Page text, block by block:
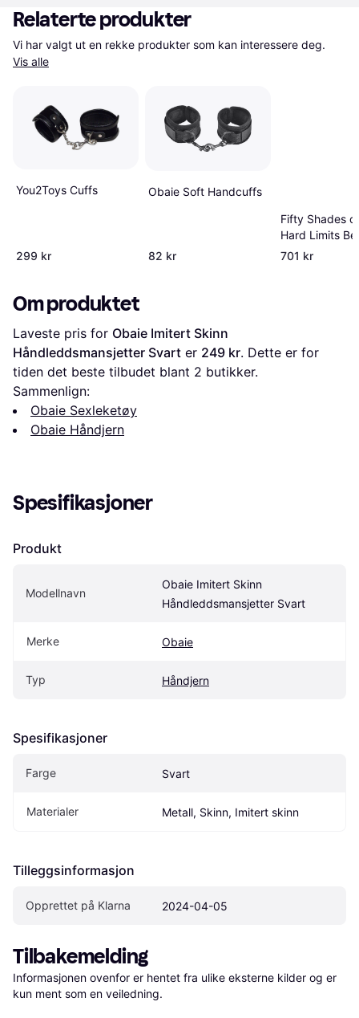
Relaterte produkter
Vis alle
You2Toys Cuffs
299 kr
Obaie Soft Handcuffs
82 kr
Fifty Shades
Hard Limits
Restraint Kit
701 kr
Om produktet
Laveste pris for Obaie Imitert Skinn
Håndleddsmansjetter Svart er 249 kr. Dette er for
tiden det beste tilbudet blant 2 butikker.
Sammenlign:
Obaie Sexleketøy
Obaie Håndjern
Spesifikasjoner
Produkt
Modellnavn
Obaie Imitert Skinn
Håndleddsmansjetter Svart
Merke Obaie
Typ Håndjern
Spesifikasjoner
Farge Svart
Materialer Metall, Skinn, Imitert skinn
Tilleggsinformasjon
Opprettet på Klarna 2024-04-05
Tilbakemelding
Informasjonen ovenfor er hentet fra ulike eksterne kilder og er
kun ment som en veiledning.